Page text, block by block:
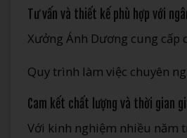
Tư vấn và thiết kế phù hợp với
Xưởng Ánh Dương cung
Quy trình làm việc chuyên
Cam kết chất lượng và thời gian
Với kinh nghiệm nhiều năm